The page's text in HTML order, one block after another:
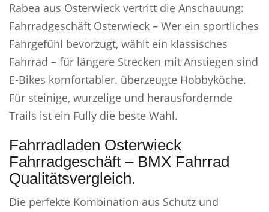
Rabea aus Osterwieck vertritt die Anschauung:
Fahrradgeschäft Osterwieck – Wer ein sportliches
Fahrgefühl bevorzugt, wählt ein klassisches
Fahrrad – für längere Strecken mit Anstiegen sind
E-Bikes komfortabler. überzeugte Hobbyköche.
Für steinige, wurzelige und herausfordernde
Trails ist ein Fully die beste Wahl.
Fahrradladen Osterwieck
Fahrradgeschäft – BMX Fahrrad
Qualitätsvergleich.
Die perfekte Kombination aus Schutz und